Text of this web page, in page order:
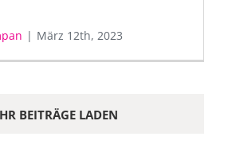
| März 12th, 2023
BEITRÄGE LADEN